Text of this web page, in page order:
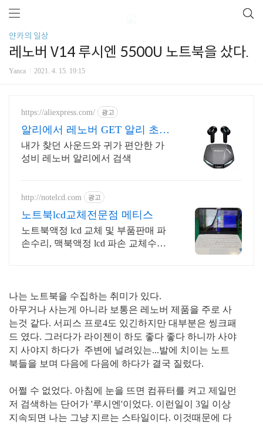
얀카의 일상
레노버 V14 루시엔 5500U 노트북을 샀다.
Yanca 2021. 4. 15. 19:15
https://aliexpress.com/ 광고
알리에서 레노버 GET 알리 초특
가 레노버이어폰
내가 찾던 사운드와 귀가 편안한 가
성비 레노버 알리에서 검색
http://notelcd.com 광고
노트북lcd교체전문점 메티스
노트북액정 lcd 교체 및 부품판매 파
손수리, 맥북액정 lcd 파손 교체수리
나는 노트북을 수집하는 취미가 있다.
아무거나 사는게 아니라 보통은 레노버 제품을 주로 사
는것 같다. 서피스 프로4도 있긴하지만 대부분은 씽크패
드 였다. 그러다가 라이젠이 하도 좋다 좋다 하니까 사야
지 사야지 하다가 주변에 널려있는...발에 치이는 노트
북들을 보며 다음에 다음에 하다가 결국 질렀다.
어쩔 수 없었다. 아침에 눈을 뜨면 컴퓨터를 켜고 제일먼
저 검색하는 단어가 '루시엔'이었다. 이런일이 3일 이상
지속되면 나는 그냥 지르는 스타일이다. 이것때문에 다